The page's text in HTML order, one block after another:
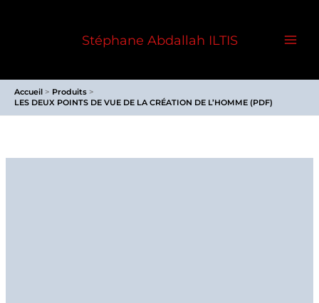
Stéphane Abdallah ILTIS
Accueil
Produits
LES DEUX POINTS DE VUE DE LA CRÉATION DE L’HOMME (PDF)